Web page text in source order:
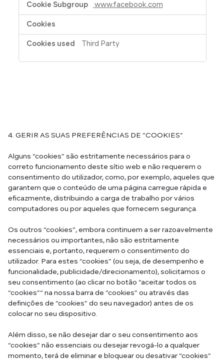
www.facebook.com
Third Party
4. GERIR AS SUAS PREFERÊNCIAS DE “COOKIES”
Alguns “cookies” são estritamente necessários para o
correto funcionamento deste sítio web e não requerem o
consentimento do utilizador, como, por exemplo, aqueles que
garantem que o conteúdo de uma página carregue rápida e
eficazmente, distribuindo a carga de trabalho por vários
computadores ou por aqueles que fornecem segurança.
Os outros “cookies”, embora continuem a ser razoavelmente
necessários ou importantes, não são estritamente
essenciais e, portanto, requerem o consentimento do
utilizador. Para estes “cookies” (ou seja, de desempenho e
funcionalidade, publicidade/direcionamento), solicitamos o
seu consentimento (ao clicar no botão “aceitar todos os
“cookies”“ na nossa barra de “cookies” ou através das
definições de “cookies” do seu navegador) antes de os
colocar no seu dispositivo.
Além disso, se não desejar dar o seu consentimento aos
“cookies” não essenciais ou desejar revogá-lo a qualquer
momento, terá de eliminar e bloquear ou desativar “cookies”